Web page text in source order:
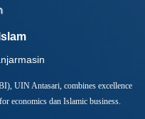
UIN Antasari, combines excellence
economics dan Islamic business.